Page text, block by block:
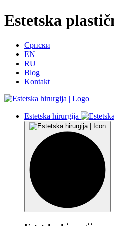
Estetska
Српски
EN
RU
Blog
Kontakt
Estetska hirurgija